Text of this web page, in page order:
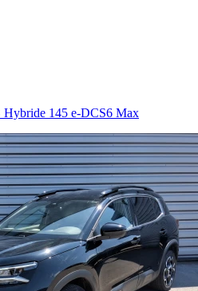
145 e-DCS6 Max